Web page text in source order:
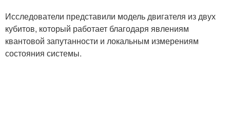
Исследователи представили модель двигателя из двух
кубитов, который работает благодаря явлениям
квантовой запутанности и локальным измерениям
состояния системы.